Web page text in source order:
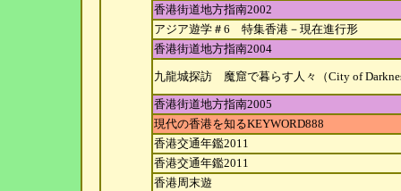
香港街道地方指南2002
アジア遊学＃6 特集香港－現在進行形
香港街道地方指南2004
九龍城探訪 魔窟で暮らす人々（City of
香港街道地方指南2005
現代の香港を知るKEYWORD888
香港交通年鑑2011
香港交通年鑑2011
香港周末遊